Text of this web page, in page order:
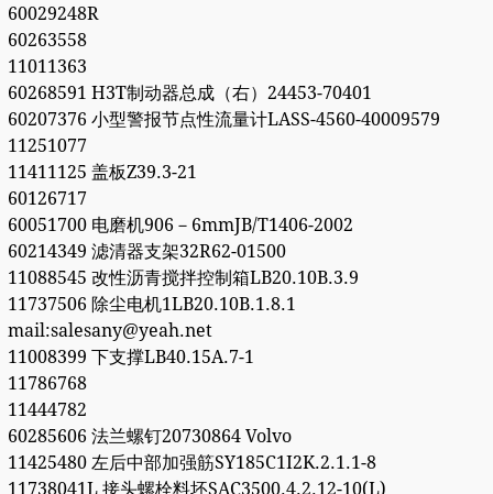
60029248R
60263558
11011363
60268591 H3T制动器总成（右）24453-70401
60207376 小型警报节点性流量计LASS-4560-40009579
11251077
11411125 盖板Z39.3-21
60126717
60051700 电磨机906－6mmJB/T1406-2002
60214349 滤清器支架32R62-01500
11088545 改性沥青搅拌控制箱LB20.10B.3.9
11737506 除尘电机1LB20.10B.1.8.1
mail:salesany@yeah.net
11008399 下支撑LB40.15A.7-1
11786768
11444782
60285606 法兰螺钉20730864 Volvo
11425480 左后中部加强筋SY185C1I2K.2.1.1-8
11738041L 接头螺栓料坯SAC3500.4.2.12-10(L)